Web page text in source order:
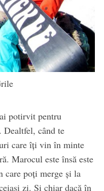
potirvit pentru
Dealtfel, când te
care îţi vin în minte
Marocul este însă este
care poţi merge şi la
zi. Şi chiar dacă în